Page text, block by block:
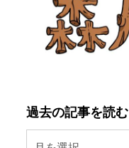
過去の記事を読む